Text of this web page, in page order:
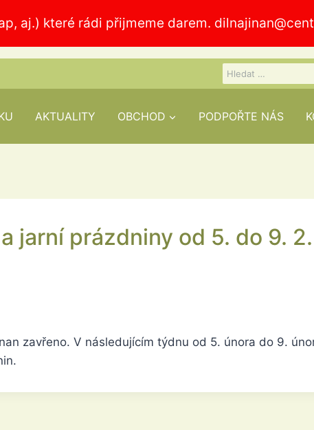
aj.) které rádi přijmeme darem.
Vyhledávání
AKTUALITY OBCHOD PODPOŘTE NÁS
jarní prázdniny od 5. do 9. 2.
zavřeno. V následujícím týdnu od 5. února do 9.